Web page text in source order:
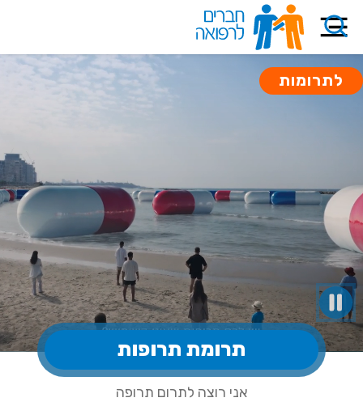
לתרומות
תרומת תרופות
אני רוצה לתרום תרופה